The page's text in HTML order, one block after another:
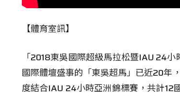
【體育室訊】
「2018東吳國際超級馬拉松暨IAU 24
國際體壇盛事的「東吳超馬」已近20年
度結合IAU 24小時亞洲錦標賽，共計